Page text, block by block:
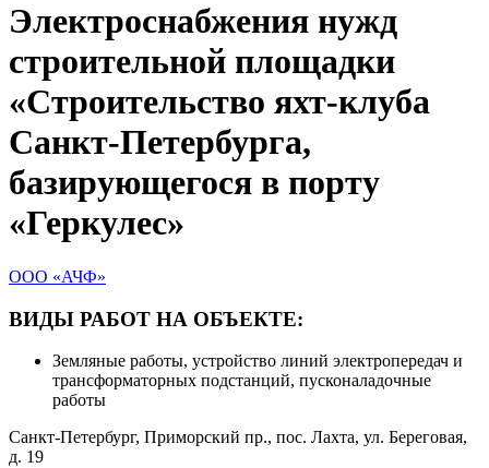
Электроснабжения нужд
строительной площадки
«Строительство яхт-клуба
Санкт-Петербурга,
базирующегося в порту
«Геркулес»
ООО «АЧФ»
ВИДЫ РАБОТ НА ОБЪЕКТЕ:
Земляные работы, устройство линий электропередач и
трансформаторных подстанций, пусконаладочные
работы
Санкт-Петербург, Приморский пр., пос. Лахта, ул. Береговая,
д. 19